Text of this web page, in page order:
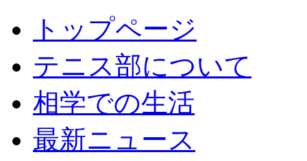
トップページ
テニス部について
相学での生活
最新ニュース